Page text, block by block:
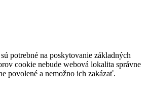
potrebné na poskytovanie základných
cookie nebude webová lokalita správne
povolené a nemožno ich zakázať.